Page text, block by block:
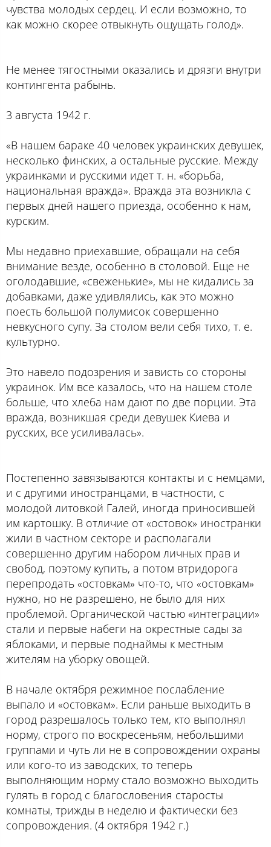
чувства молодых сердец. И если возможно, то
как можно скорее отвыкнуть ощущать голод».
Не менее тягостными оказались и дрязги внутри
контингента рабынь.
3 августа 1942 г.
«В нашем бараке 40 человек украинских девушек,
несколько финских, а остальные русские. Между
украинками и русскими идет т. н. «борьба,
национальная вражда». Вражда эта возникла с
первых дней нашего приезда, особенно к нам,
курским.
Мы недавно приехавшие, обращали на себя
внимание везде, особенно в столовой. Еще не
оголодавшие, «свеженькие», мы не кидались за
добавками, даже удивлялись, как это можно
поесть большой полумисок совершенно
невкусного супу. За столом вели себя тихо, т. е.
культурно.
Это навело подозрения и зависть со стороны
украинок. Им все казалось, что на нашем столе
больше, что хлеба нам дают по две порции. Эта
вражда, возникшая среди девушек Киева и
русских, все усиливалась».
Постепенно завязываются контакты и с немцами,
и с другими иностранцами, в частности, с
молодой литовкой Галей, иногда приносившей
им картошку. В отличие от «остовок» иностранки
жили в частном секторе и располагали
совершенно другим набором личных прав и
свобод, поэтому купить, а потом втридорога
перепродать «остовкам» что-то, что «остовкам»
нужно, но не разрешено, не было для них
проблемой. Органической частью «интеграции»
стали и первые набеги на окрестные сады за
яблоками, и первые поднаймы к местным
жителям на уборку овощей.
В начале октября режимное послабление
выпало и «остовкам». Если раньше выходить в
город разрешалось только тем, кто выполнял
норму, строго по воскресеньям, небольшими
группами и чуть ли не в сопровождении охраны
или кого-то из заводских, то теперь
выполняющим норму стало возможно выходить
гулять в город с благословения старосты
комнаты, трижды в неделю и фактически без
сопровождения. (4 октября 1942 г.)